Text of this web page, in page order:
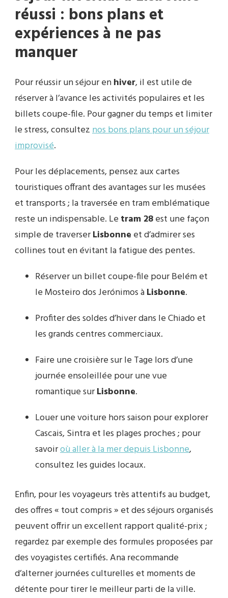
réussi : bons plans et
expériences à ne pas
manquer
Pour réussir un séjour enhiver, il est utile de
réserver à l’avance les activités populaires et les
billets coupe-file. Pour gagner du temps et limiter
le stress, consulteznos bons plans pour un séjour
improvisé.
Pour les déplacements, pensez aux cartes
touristiques offrant des avantages sur les musées
et transports ; la traversée en tram emblématique
reste un indispensable. Le tram 28est une façon
simple de traverserLisbonne et d’admirer ses
collines tout en évitant la fatigue des pentes.
Réserver un billet coupe-file pour Belém et
le Mosteiro dos Jerónimos àLisbonne.
Profiter des soldes d’hiver dans le Chiado et
les grands centres commerciaux.
Faire une croisière sur le Tage lors d’une
journée ensoleillée pour une vue
romantique surLisbonne.
Louer une voiture hors saison pour explorer
Cascais, Sintra et les plages proches ; pour
savoiroù aller à la mer depuis Lisbonne,
consultez les guides locaux.
Enfin, pour les voyageurs très attentifs au budget,
des offres « tout compris » et des séjours organisés
peuvent offrir un excellent rapport qualité-prix ;
regardez par exemple des formules proposées par
des voyagistes certifiés. Ana recommande
d’alterner journées culturelles et moments de
détente pour tirer le meilleur parti de la ville.